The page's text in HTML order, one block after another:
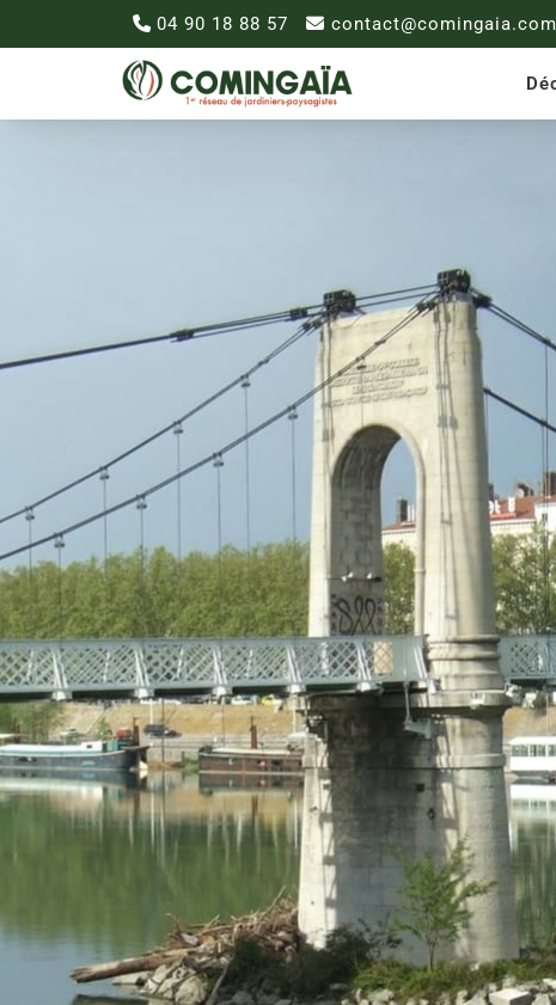
04 90 18 88 57 contact@comingaia.com